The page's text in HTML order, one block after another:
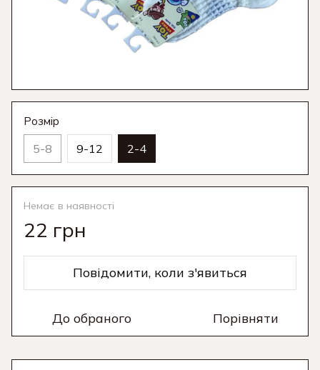
Розмір
5-8 9-12 2-4
Немає в наявності
22 грн
Повідомити, коли з'явиться
До обраного Порівняти